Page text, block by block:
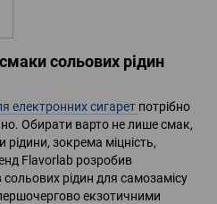
сольових рідин
електронних сигарет потрібно
Обирати варто не лише смак,
рідини, зокрема міцність,
Flavorlab розробив
сольових рідин для самозамісу
екзотичними